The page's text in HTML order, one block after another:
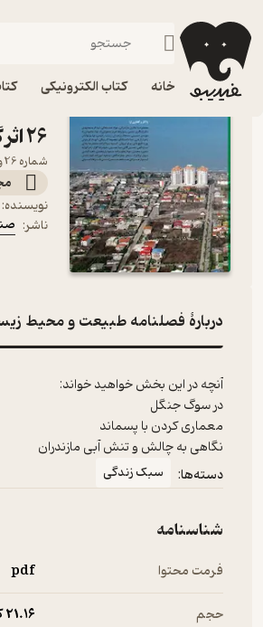
خانه کتاب الکترونیکی
فیدیبو مجله و نشریه
26 اثر گروه نویسندگان صنوبر
شماره 26 و 27
نویسنده:
ناشر:
دربارۀ فصلنامه طبیعت و محیط
آنچه در این بخش خواهید خواند:
در سوگ جنگل
معماری کردن با پسماند
نگاهی به چالش و تنش آبی مازندران
دسته‌ها: سبک زندگی
شناسنامه
فرمت محتوا pdf
حجم 21.۱۶ کیلوبایت